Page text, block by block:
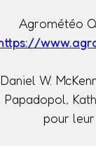
Agrométéo
Daniel W.
Papadopol,
pour